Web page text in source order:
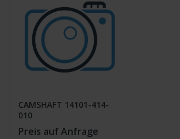
CAMSHAFT 14101-414-
010
Preis auf Anfrage